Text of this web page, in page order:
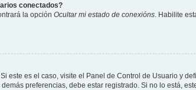
conectados?
la opción Ocultar mi estado de conexións . Habilite
este es el caso, visite el Panel de Control de Usuario y
preferencias, debe estar registrado. Si no lo está,